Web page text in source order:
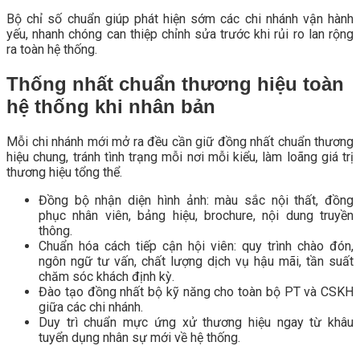
Bộ chỉ số chuẩn giúp phát hiện sớm các chi nhánh vận hành
yếu, nhanh chóng can thiệp chỉnh sửa trước khi rủi ro lan rộng
ra toàn hệ thống.
Thống nhất chuẩn thương hiệu toàn
hệ thống khi nhân bản
Mỗi chi nhánh mới mở ra đều cần giữ đồng nhất chuẩn thương
hiệu chung, tránh tình trạng mỗi nơi mỗi kiểu, làm loãng giá trị
thương hiệu tổng thể.
Đồng bộ nhận diện hình ảnh: màu sắc nội thất, đồng
phục nhân viên, bảng hiệu, brochure, nội dung truyền
thông.
Chuẩn hóa cách tiếp cận hội viên: quy trình chào đón,
ngôn ngữ tư vấn, chất lượng dịch vụ hậu mãi, tần suất
chăm sóc khách định kỳ.
Đào tạo đồng nhất bộ kỹ năng cho toàn bộ PT và CSKH
giữa các chi nhánh.
Duy trì chuẩn mực ứng xử thương hiệu ngay từ khâu
tuyển dụng nhân sự mới về hệ thống.